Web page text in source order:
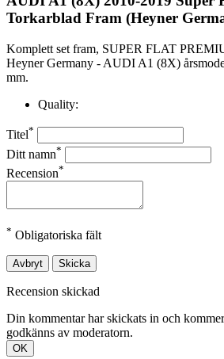
Torkarblad Fram (Heyner
Komplett set fram, SUPER FLAT
Heyner Germany - AUDI A1 (8X)
mm.
Quality:
Titel*
Ditt namn*
Recension*
* Obligatoriska fält
Avbryt Skicka
Recension skickad
Din kommentar har skickats in och
godkänns av moderatorn.
OK